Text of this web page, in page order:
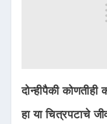
दोन्हीपैकी
हा या चित्रपटाचे